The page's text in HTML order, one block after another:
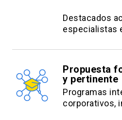
Destacados
especialistas
Propuesta
y pertinente
Programas
corporativos,